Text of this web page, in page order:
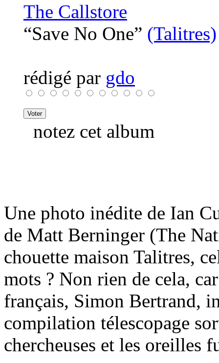
The Callstore
“Save No One” (Talitres)
rédigé par gdo
notez cet album
Une photo inédite de Ian
de Matt Berninger (The
chouette maison Talitres,
mots ? Non rien de cela,
français, Simon Bertrand,
compilation télescopage
chercheuses et les oreilles